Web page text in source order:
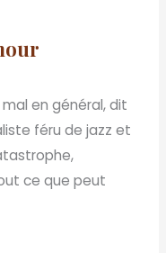
en général, dit
féru de jazz et
ce que peut